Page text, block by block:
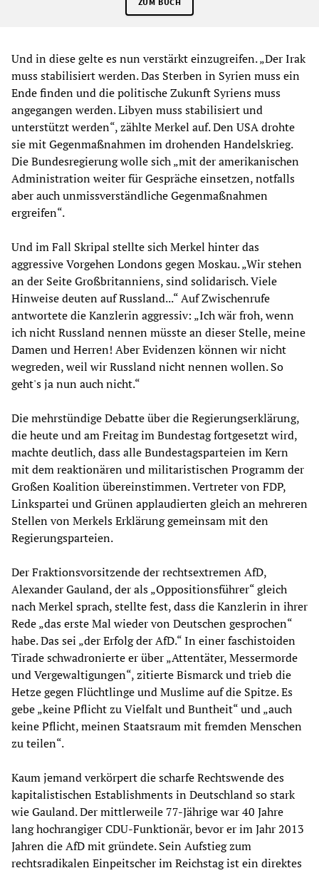
Und in diese gelte es nun verstärkt einzugreifen. „Der Irak
muss stabilisiert werden. Das Sterben in Syrien muss ein
Ende finden und die politische Zukunft Syriens muss
angegangen werden. Libyen muss stabilisiert und
unterstützt werden“, zählte Merkel auf. Den USA drohte
sie mit Gegenmaßnahmen im drohenden Handelskrieg.
Die Bundesregierung wolle sich „mit der amerikanischen
Administration weiter für Gespräche einsetzen, notfalls
aber auch unmissverständliche Gegenmaßnahmen
ergreifen“.
Und im Fall Skripal stellte sich Merkel hinter das
aggressive Vorgehen Londons gegen Moskau. „Wir stehen
an der Seite Großbritanniens, sind solidarisch. Viele
Hinweise deuten auf Russland...“ Auf Zwischenrufe
antwortete die Kanzlerin aggressiv: „Ich wär froh, wenn
ich nicht Russland nennen müsste an dieser Stelle, meine
Damen und Herren! Aber Evidenzen können wir nicht
wegreden, weil wir Russland nicht nennen wollen. So
geht's ja nun auch nicht.“
Die mehrstündige Debatte über die Regierungserklärung,
die heute und am Freitag im Bundestag fortgesetzt wird,
machte deutlich, dass alle Bundestagsparteien im Kern
mit dem reaktionären und militaristischen Programm der
Großen Koalition übereinstimmen. Vertreter von FDP,
Linkspartei und Grünen applaudierten gleich an mehreren
Stellen von Merkels Erklärung gemeinsam mit den
Regierungsparteien.
Der Fraktionsvorsitzende der rechtsextremen AfD,
Alexander Gauland, der als „Oppositionsführer“ gleich
nach Merkel sprach, stellte fest, dass die Kanzlerin in ihrer
Rede „das erste Mal wieder von Deutschen gesprochen“
habe. Das sei „der Erfolg der AfD.“ In einer faschistoiden
Tirade schwadronierte er über „Attentäter, Messermorde
und Vergewaltigungen“, zitierte Bismarck und trieb die
Hetze gegen Flüchtlinge und Muslime auf die Spitze. Es
gebe „keine Pflicht zu Vielfalt und Buntheit“ und „auch
keine Pflicht, meinen Staatsraum mit fremden Menschen
zu teilen“.
Kaum jemand verkörpert die scharfe Rechtswende des
kapitalistischen Establishments in Deutschland so stark
wie Gauland. Der mittlerweile 77-Jährige war 40 Jahre
lang hochrangiger CDU-Funktionär, bevor er im Jahr 2013
Jahren die AfD mit gründete. Sein Aufstieg zum
rechtsradikalen Einpeitscher im Reichstag ist ein direktes